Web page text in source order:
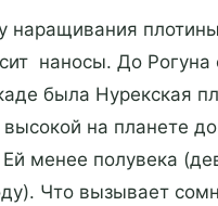
наращивания
наносы. До Рогуна
была Нурекская
на планете
менее полувека
Что вызывает